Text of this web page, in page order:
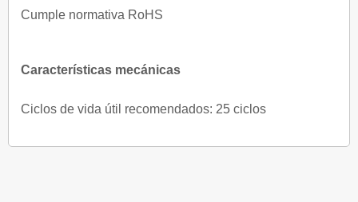
Cumple normativa RoHS
Características mecánicas
Ciclos de vida útil recomendados: 25 ciclos